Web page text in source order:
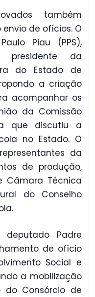
também
de ofícios. O
Piau (PPS),
presidente da
do Estado de
a criação
acompanhar os
da Comissão
que discutiu a
no Estado. O
da
de produção,
Câmara Técnica
do Conselho
deputado Padre
de ofício
Social e
a mobilização
do Consórcio de